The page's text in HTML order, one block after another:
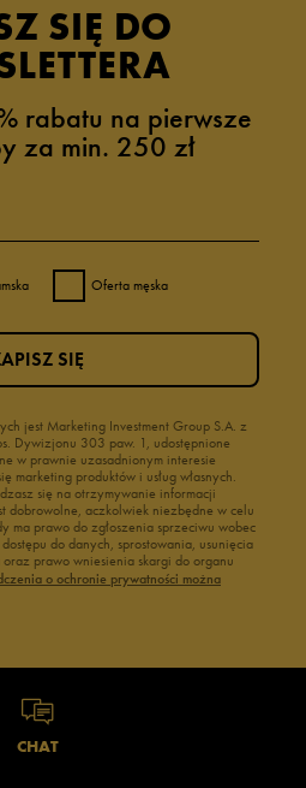
SIĘ DO
rabatu na pierwsze
za min. 250 zł
Oferta męska
jest Marketing Investment Group S.A. z
Dywizjonu 303 paw. 1, udostępnione
w prawnie uzasadnionym interesie
marketing produktów i usług własnych.
się na otrzymywanie informacji
dobrowolne, aczkolwiek niezbędne w celu
ma prawo do zgłoszenia sprzeciwu wobec
do danych, sprostowania, usunięcia
prawo wniesienia skargi do organu
o ochronie prywatności można
SIĘ
CHAT